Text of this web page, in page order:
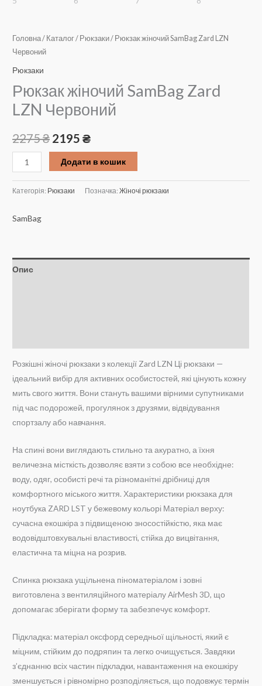
Головна/ Каталог/ Рюкзаки/ Рюкзак жіночий SamBag Zard LZN
Червоний
Рюкзаки
Рюкзак жіночий SamBag Zard
LZN Червоний
2275₴ Оригінальна
ціна:
2275 ₴.
2195₴Поточна
ціна:
2195 ₴.
Рюкзак
жіночий
SamBag
LZN
Додати в кошик
Категорія: Рюкзаки Позначка:Жіночі рюкзаки
SamBag
Опис
Розкішні жіночі рюкзаки з колекції Zard LZN Ці рюкзаки —
ідеальний вибір для активних особистостей, які цінують кожну
мить свого життя. Вони стануть вашими вірними супутниками
під час подорожей, прогулянок з друзями, відвідування
спортзалу або навчання.
На спині вони виглядають стильно та акуратно, а їхня
величезна місткість дозволяє взяти з собою все необхідне:
воду, одяг, особисті речі та різноманітні дрібниці для
комфортного міського життя. Характеристики рюкзака для
ноутбука ZARD LST у бежевому кольорі Матеріал верху:
сучасна екошкіра з підвищеною зносостійкістю, яка має
водовідштовхувальні властивості, стійка до вицвітання,
еластична та міцна на розрив.
Спинка рюкзака ущільнена піноматеріалом і зовні
виготовлена з вентиляційного матеріалу AirMesh 3D, що
допомагає зберігати форму та забезпечує комфорт.
Підкладка: матеріал оксфорд середньої щільності, який є
міцним, стійким до подряпин та легко очищується. Завдяки
з’єднанню всіх частин підкладки, навантаження на екошкіру
зменшується і рівномірно розподіляється, що подовжує термін